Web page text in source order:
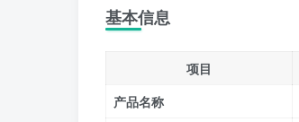
基本信息
项目
产品名称